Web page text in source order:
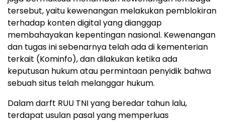
tersebut, yaitu kewenangan melakukan pemblokiran
terhadap konten digital yang dianggap
membahayakan kepentingan nasional. Kewenangan
dan tugas ini sebenarnya telah ada di kementerian
terkait (Kominfo), dan dilakukan ketika ada
keputusan hukum atau permintaan penyidik bahwa
sebuah situs telah melanggar hukum.
Dalam darft RUU TNI yang beredar tahun lalu,
terdapat usulan pasal yang memperluas